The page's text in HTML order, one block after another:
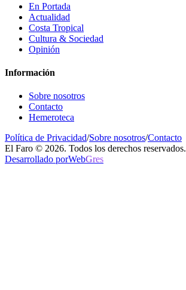
En Portada
Actualidad
Costa Tropical
Cultura & Sociedad
Opinión
Información
Sobre nosotros
Contacto
Hemeroteca
Política de Privacidad/Sobre nosotros/Contacto
El Faro © 2026. Todos los derechos reservados.
Desarrollado porWebGres